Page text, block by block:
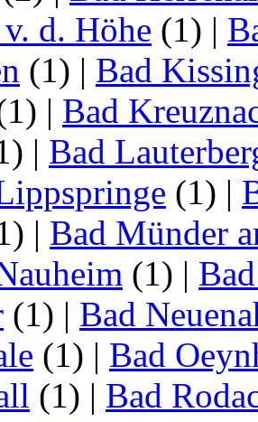
d. Höhe (1) |
(1) | Bad
| Bad
| Bad
(1) |
| Bad Münder
(1) |
(1) | Bad
(1) | Bad
(1) | Bad